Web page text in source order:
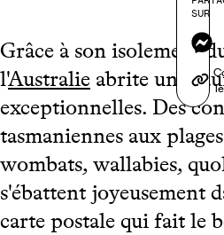
SUR
Grâce à son isolement
l'Australie abrite une
exceptionnelles. Des
tasmaniennes aux
wombats, wallabies,
s'ébattent joyeusement
carte postale qui fait le